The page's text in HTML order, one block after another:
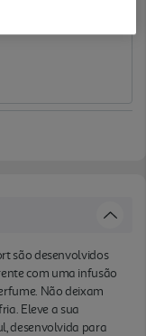
são desenvolvidos
com uma infusão
Não deixam
Eleve a sua
desenvolvida para